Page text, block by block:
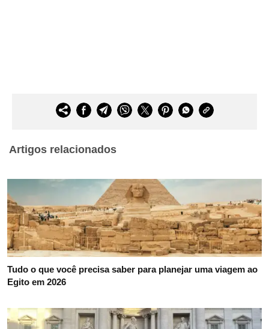
Artigos relacionados
Tudo o que você precisa saber para planejar uma viagem ao
Egito em 2026